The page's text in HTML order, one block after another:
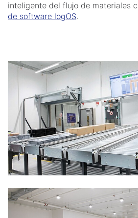
inteligente del flujo de materiales
de software logOS.